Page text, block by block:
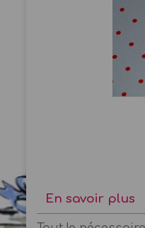
En savoir plus